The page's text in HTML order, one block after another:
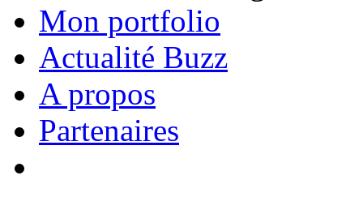
Mon portfolio
Actualité Buzz
A propos
Partenaires